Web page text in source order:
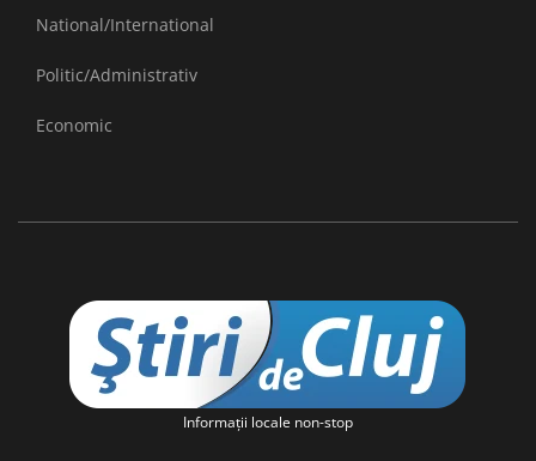
National/International
Politic/Administrativ
Economic
Informaţii locale non-stop